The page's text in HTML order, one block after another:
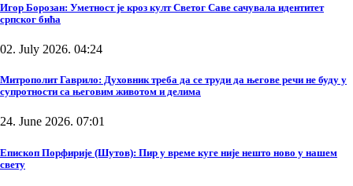
Игор Борозан: Уметност је кроз култ Светог Саве сачувала идентитет
српског бића
02. July 2026. 04:24
Митрополит Гаврило: Духовник треба да се труди да његове речи не буду у
супротности са његовим животом и делима
24. June 2026. 07:01
Епископ Порфирије (Шутов): Пир у време куге није нешто ново у нашем
свету